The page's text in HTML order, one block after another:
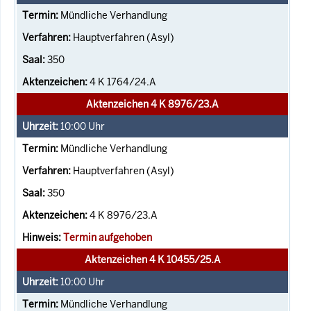
Mündliche Verhandlung
Hauptverfahren (Asyl)
350
4 K 1764/24.A
Aktenzeichen 4 K 8976/23.A
10:00 Uhr
Mündliche Verhandlung
Hauptverfahren (Asyl)
350
4 K 8976/23.A
Termin aufgehoben
Aktenzeichen 4 K 10455/25.A
10:00 Uhr
Mündliche Verhandlung